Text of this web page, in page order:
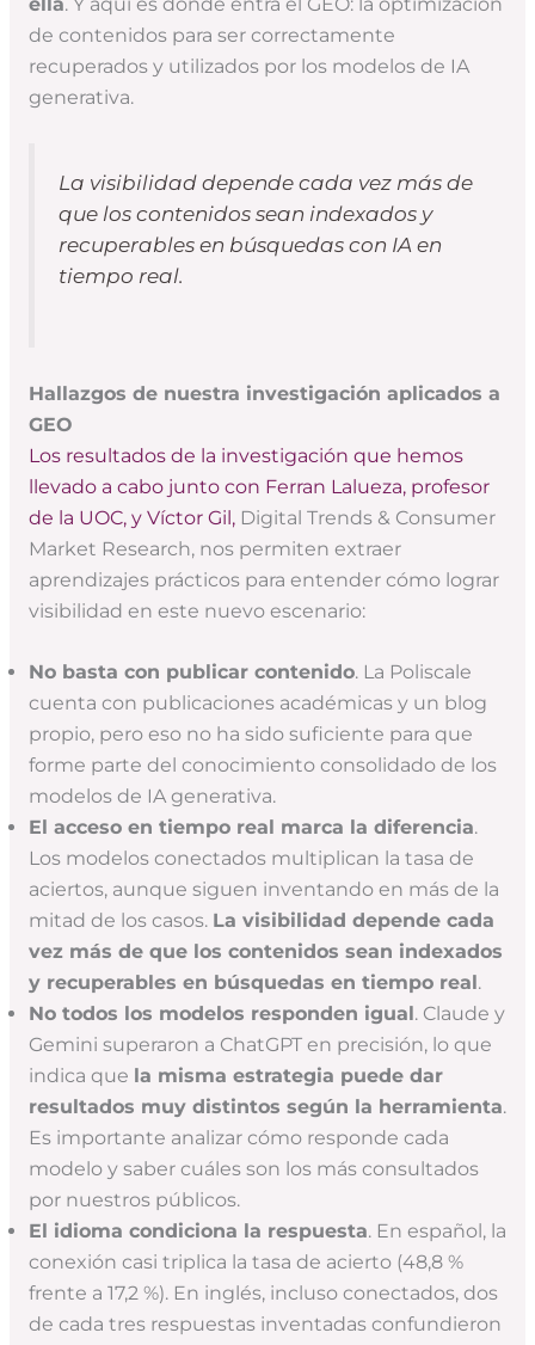
de contenidos para ser correctamente
recuperados y utilizados por los modelos de IA
generativa.
La visibilidad depende cada vez más de
que los contenidos sean indexados y
recuperables en búsquedas con IA en
tiempo real.
Hallazgos de nuestra investigación aplicados a
GEO
Los resultados de la investigación que hemos
llevado a cabo junto con Ferran Lalueza, profesor
de la UOC, y Víctor Gil,Digital Trends & Consumer
Market Research, nos permiten extraer
aprendizajes prácticos para entender cómo lograr
visibilidad en este nuevo escenario:
No basta con publicar contenido. La Poliscale
cuenta con publicaciones académicas y un blog
propio, pero eso no ha sido suficiente para que
forme parte del conocimiento consolidado de los
modelos de IA generativa.
El acceso en tiempo real marca la diferencia.
Los modelos conectados multiplican la tasa de
aciertos, aunque siguen inventando en más de la
mitad de los casos. La visibilidad depende cada
vez más de que los contenidos sean indexados
y recuperables en búsquedas en tiempo real.
No todos los modelos responden igual. Claude y
Gemini superaron a ChatGPT en precisión, lo que
indica que la misma estrategia puede dar
resultados muy distintos según la herramienta.
Es importante analizar cómo responde cada
modelo y saber cuáles son los más consultados
por nuestros públicos.
El idioma condiciona la respuesta. En español, la
conexión casi triplica la tasa de acierto (48,8 %
frente a 17,2 %). En inglés, incluso conectados, dos
de cada tres respuestas inventadas confundieron